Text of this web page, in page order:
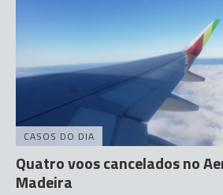
CASOS DO DIA
Quatro voos cancelados no
Madeira